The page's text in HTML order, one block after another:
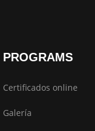
PROGRAMS
Certificados online
Galería